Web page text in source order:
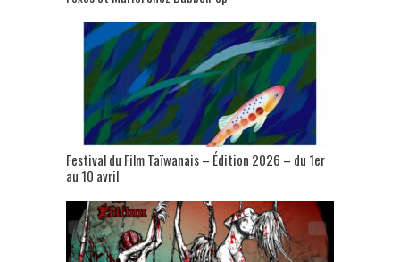
Festival du Film Taïwanais – Édition 2026 – du 1er
au 10 avril